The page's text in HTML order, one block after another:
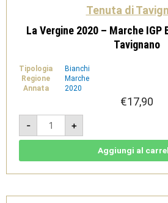
Tenuta di
La Vergine 2020 – Marche IGP
Tavignano
Tipologia
Bianchi
Regione
Marche
Annata
2020
€17,90
-
La
Vergine
2020
-
-
Tavignano
+
Aggiungi al